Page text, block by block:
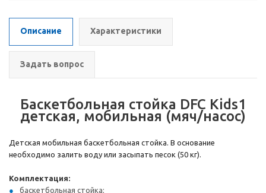
Описание Характеристики
Задать вопрос
Баскетбольная стойка DFC Kids1
детская, мобильная (мяч/насос)
Детская мобильная баскетбольная стойка. В основание
необходимо залить воду или засыпать песок (50 кг).
Комплектация:
баскетбольная стойка;